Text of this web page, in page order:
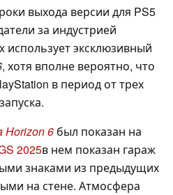
выхода версии для PS5
за индустрией
использует эксклюзивный
, хотя вполне вероятно, что
в период от трех
Horizon 6 был показан на
2025в нем показан гараж
знаками из предыдущих
на стене. Атмосфера